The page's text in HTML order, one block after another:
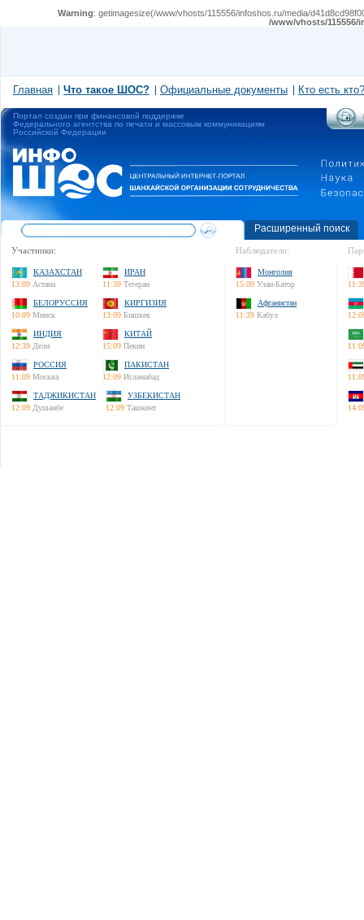
Warning: getimagesize(/www/vhosts/115556/infoshos.ru/media/
/www/vhosts/
Главная Что такое ШОС? Официальные документы Кто есть кто?
Портал создан при финансовой поддержке
Федерального агентства по печати и массовым коммуникациям
Российской Федерации
Расширенный поиск
Участники:
КАЗАХСТАН
13:09 Астана
ИРАН
11:39 Тегеран
БЕЛОРУССИЯ
10:09 Минск
КИРГИЗИЯ
13:09 Бишкек
ИНДИЯ
12:39 Дели
КИТАЙ
15:09 Пекин
РОССИЯ
11:09 Москва
ПАКИСТАН
12:09 Исламабад
ТАДЖИКИСТАН
12:09 Душанбе
УЗБЕКИСТАН
12:09 Ташкент
Наблюдатели:
Монголия
15:09 Улан-Батор
Афганистан
11:39 Кабул